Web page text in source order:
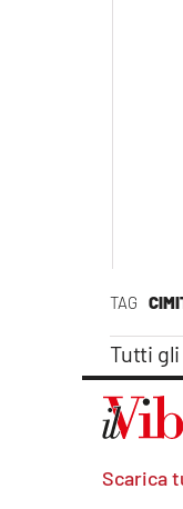
TAG
Tutti
Scarica